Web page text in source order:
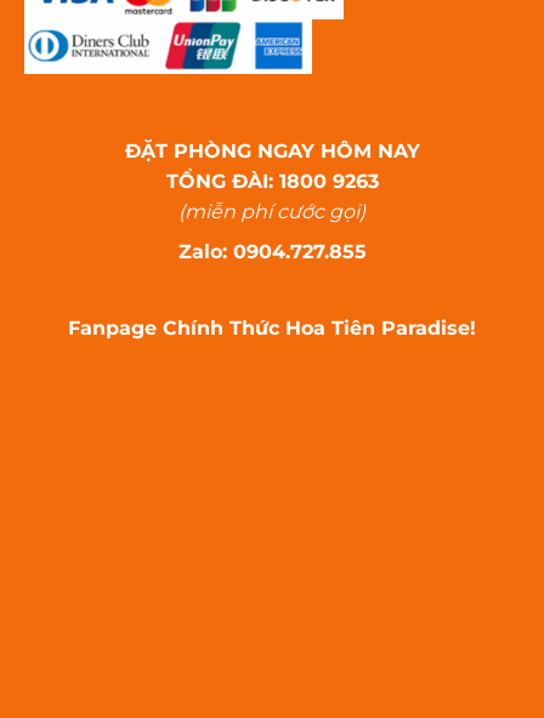
ĐẶT PHÒNG NGAY HÔM NAY
TỔNG ĐÀI: 1800 9263
(miễn phí cước gọi)
Zalo: 0904.727.855
Fanpage Chính Thức Hoa Tiên Paradise!